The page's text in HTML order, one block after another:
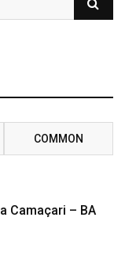
COMMON
Camaçari – BA